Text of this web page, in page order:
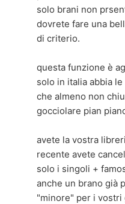
solo brani non
dovrete fare una
di criterio.
questa funzione è
solo in italia abbia
che almeno non
gocciolare pian
avete la vostra
recente avete
solo i singoli +
anche un brano già
"minore" per i vostri